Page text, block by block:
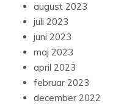
august 2023
juli 2023
juni 2023
maj 2023
april 2023
februar 2023
december 2022